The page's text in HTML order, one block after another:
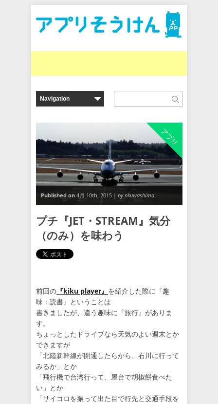
アプリ
Published on 4月 10th, 2015 | by nkuwashima
プチ『JET・STREAM』気分
（のみ）を味わう
前回の 『kiku player』 を紹介した際に『趣
味：読書』ということは
書きましたが、違う趣味に『旅行』がありま
す。
ちょっとしたドライブなら天気のよい週末とか
できますが
「北陸新幹線が開通したらから、石川に行って
みるか」とか
「飛行機で台湾行って、屋台で胡椒餅食べた
い」とか
「サイコロを振って出た目で行先と交通手段を